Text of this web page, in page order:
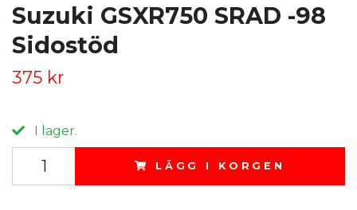
Suzuki GSXR750 SRAD -98
Sidostöd
375 kr
I lager.
LÄGG I KORGEN